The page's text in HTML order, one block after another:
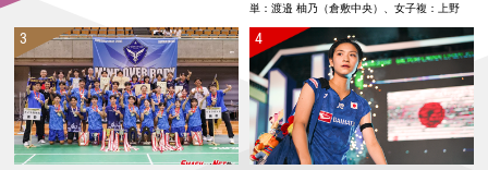
単：渡邉 柚乃（倉敷中央）、女子複：上野
覇！